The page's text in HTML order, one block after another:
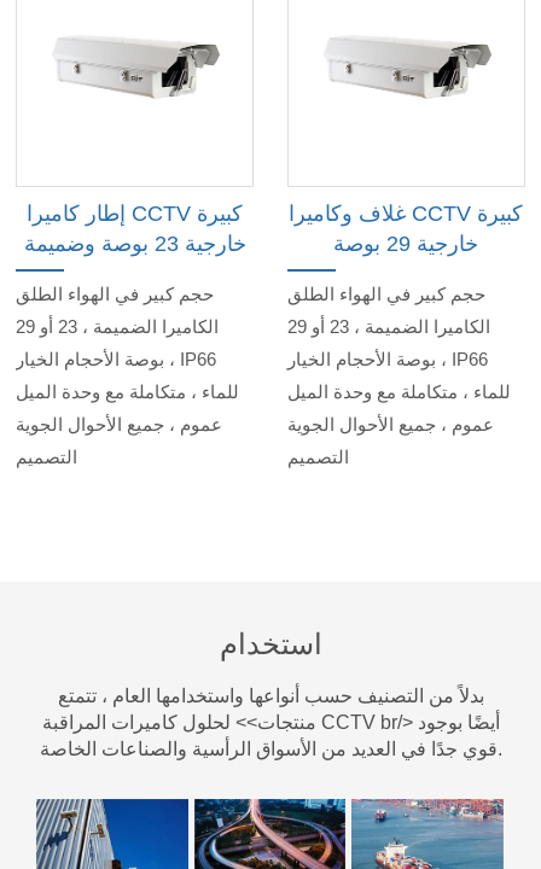
إطار كاميرا CCTV كبيرة
خارجية 23 بوصة وضميمة
حجم كبير في الهواء الطلق
الكاميرا الضميمة ، 23 أو 29
بوصة الأحجام الخيار ، IP66
للماء ، متكاملة مع وحدة الميل
عموم ، جميع الأحوال الجوية
التصميم
غلاف وكاميرا CCTV كبيرة
خارجية 29 بوصة
حجم كبير في الهواء الطلق
الكاميرا الضميمة ، 23 أو 29
بوصة الأحجام الخيار ، IP66
للماء ، متكاملة مع وحدة الميل
عموم ، جميع الأحوال الجوية
التصميم
استخدام
بدلاً من التصنيف حسب أنواعها واستخدامها العام ، تتمتع
منتجات>> لحلول كاميرات المراقبة CCTV br/> أيضًا بوجود
قوي جدًا في العديد من الأسواق الرأسية والصناعات الخاصة.